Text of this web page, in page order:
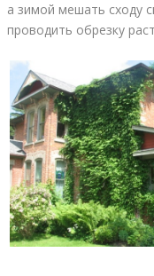
а зимой мешать сходу
проводить обрезку